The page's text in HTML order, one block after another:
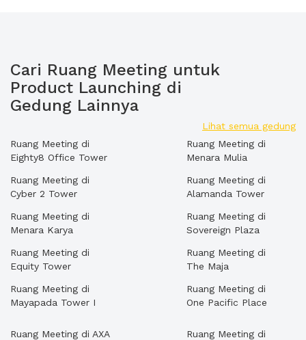
Cari Ruang Meeting untuk
Product Launching di
Gedung Lainnya
Lihat semua gedung
Ruang Meeting di
Eighty8 Office Tower
Ruang Meeting di
Cyber 2 Tower
Ruang Meeting di
Menara Karya
Ruang Meeting di
Equity Tower
Ruang Meeting di
Mayapada Tower I
Ruang Meeting di
Menara Mulia
Ruang Meeting di
Alamanda Tower
Ruang Meeting di
Sovereign Plaza
Ruang Meeting di
The Maja
Ruang Meeting di
One Pacific Place
Ruang Meeting di AXA Ruang Meeting di